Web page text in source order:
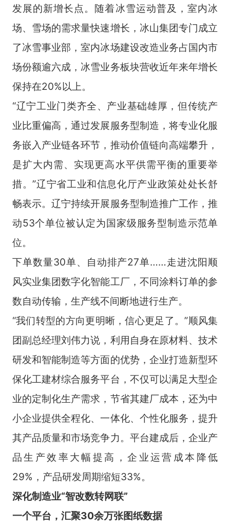
发展的新增长点。随着冰雪运动普及，室内冰
场、雪场的需求量快速增长，冰山集团专门成立
了冰雪事业部，室内冰场建设改造业务占国内市
场份额逾六成，冰雪业务板块营收近年来年增长
保持在20%以上。
“辽宁工业门类齐全、产业基础雄厚，但传统产
业比重偏高，通过发展服务型制造，将专业化服
务嵌入产业链各环节，推动价值链向高端攀升，
是扩大内需、实现更高水平供需平衡的重要举
措。”辽宁省工业和信息化厅产业政策处处长舒
畅表示。辽宁持续开展服务型制造推广工作，推
动53个单位被认定为国家级服务型制造示范单
位。
下单数量30单、自动排产27单……走进沈阳顺
风实业集团数字化智能工厂，不同涂料订单的参
数自动传输，生产线不间断地进行生产。
“我们转型的方向更明晰，信心更足了。”顺风集
团副总经理刘伟力说，利用自身在原材料、技术
研发和智能制造等方面的优势，企业打造新型环
保化工建材综合服务平台，不仅可以满足大型企
业的定制化生产需求，节省其建厂成本，还为中
小企业提供全程化、一体化、个性化服务，提升
其产品质量和市场竞争力。平台建成后，企业产
品生产效率大幅提高，企业运营成本降低
29%，产品研发周期缩短33%。
深化制造业“智改数转网联”
一个平台，汇聚30余万张图纸数据